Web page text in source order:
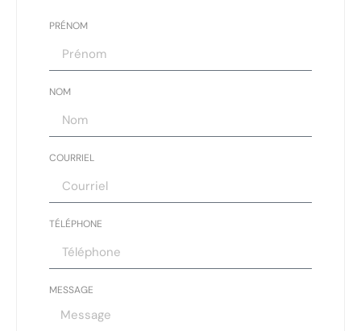
PRÉNOM
NOM
COURRIEL
TÉLÉPHONE
MESSAGE